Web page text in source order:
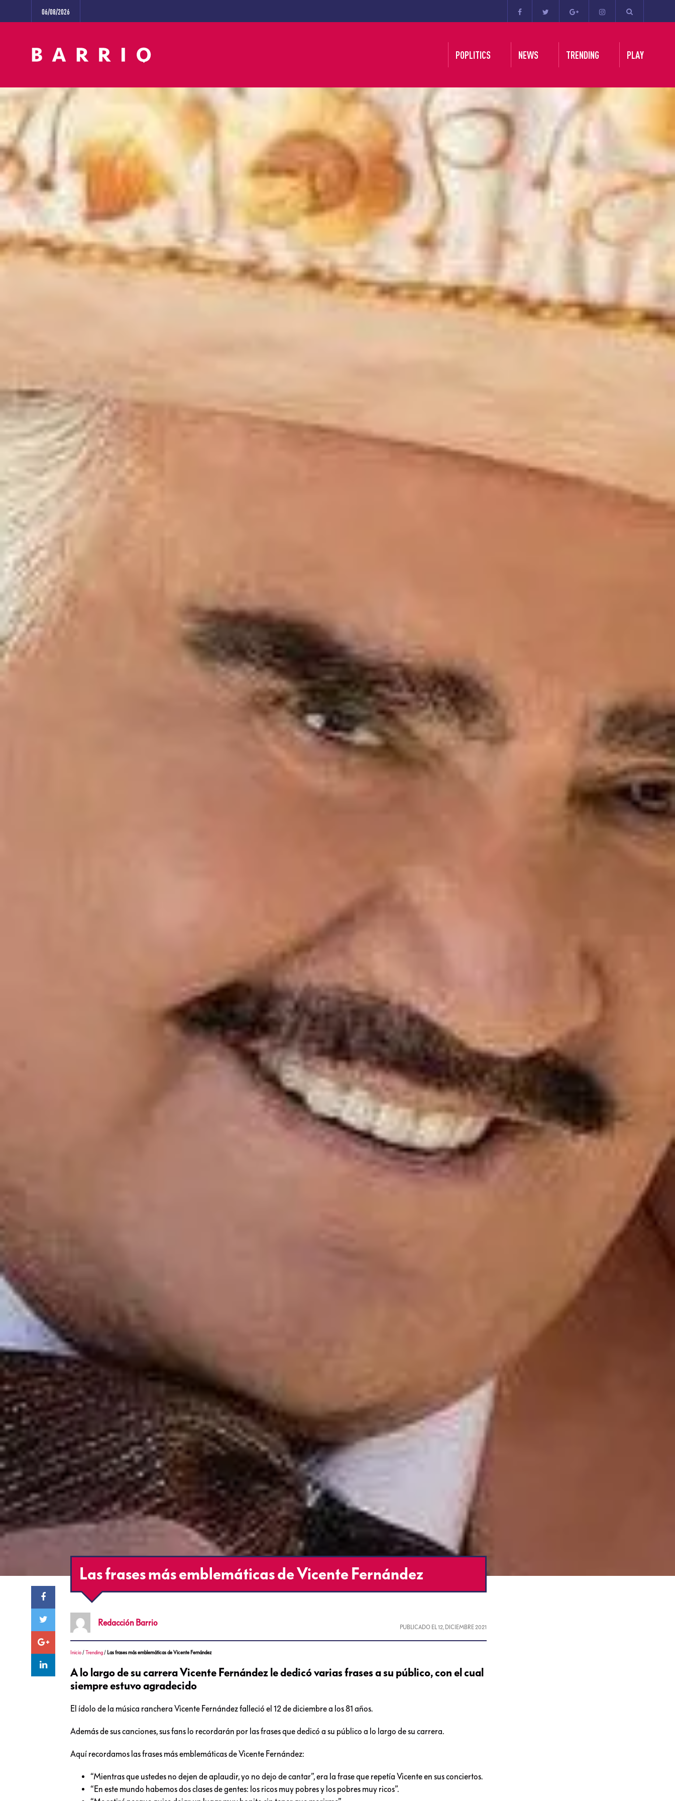
06/08/2026
POPLITICS NEWS TRENDING PLAY
Las frases más emblemáticas de Vicente Fernández
Redacción Barrio PUBLICADO EL12, DICIEMBRE 2021
Inicio /Trending / Las frases más emblemáticas de Vicente Fernández
A lo largo de su carrera Vicente Fernández le dedicó varias frases a su público, con el cual
siempre estuvo agradecido
El ídolo de la música ranchera Vicente Fernández falleció el 12 de diciembre a los 81 años.
Además de sus canciones, sus fans lo recordarán por las frases que dedicó a su público a lo largo de su carrera.
Aquí recordamos las frases más emblemáticas de Vicente Fernández:
“Mientras que ustedes no dejen de aplaudir, yo no dejo de cantar”, era la frase que repetía Vicente en sus conciertos.
“En este mundo habemos dos clases de gentes: los ricos muy pobres y los pobres muy ricos”.